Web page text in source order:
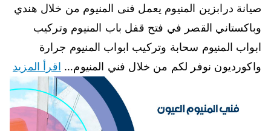
صيانة درابزين المنيوم يعمل فنى المنيوم من خلال هندي
وباكستاني القصر في فتح قفل باب المنيوم وتركيب
ابواب المنيوم سحابة وتركيب ابواب المنيوم جرارة
واكورديون نوفر لكم من خلال فني المنيوم… اقرأ المزيد